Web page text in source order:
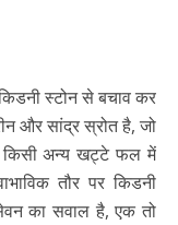
स्टोन से बचाव कर
और सांद्र स्रोत है, जो
किसी अन्य खट्टे फल में
तौर पर किडनी
का सवाल है, एक तो